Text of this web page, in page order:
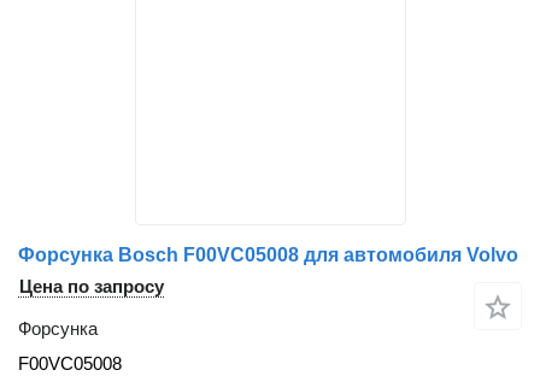
Форсунка Bosch F00VC05008 для автомобиля Volvo
Цена по запросу
Форсунка
F00VC05008